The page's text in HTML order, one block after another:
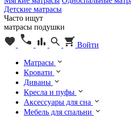
Детские матрасы
Часто ищут
матрасы подушки
Войти
Матрасы
Кровати
Диваны
Кресла и пуфы
Аксессуары для сна
Мебель для спальни